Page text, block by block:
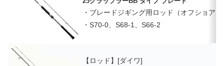
・ブレードジギング用ロッド（オフショア）
・S70-0、S68-1、S66-2
【ロッド】[ダイワ]